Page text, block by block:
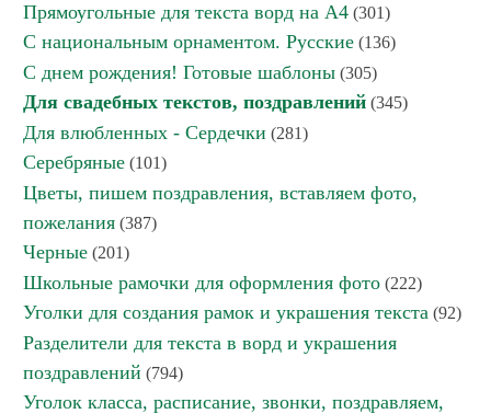
Прямоугольные для текста ворд на А4 (301)
С национальным орнаментом. Русские (136)
С днем рождения! Готовые шаблоны (305)
Для свадебных текстов, поздравлений (345)
Для влюбленных - Сердечки (281)
Серебряные (101)
Цветы, пишем поздравления, вставляем фото,
пожелания (387)
Черные (201)
Школьные рамочки для оформления фото (222)
Уголки для создания рамок и украшения текста (92)
Разделители для текста в ворд и украшения
поздравлений (794)
Уголок класса, расписание, звонки, поздравляем,